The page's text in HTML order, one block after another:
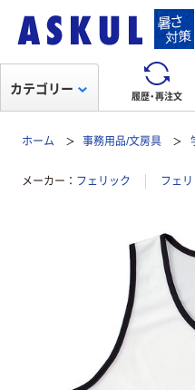
履歴・再注文
カテゴリー
ホーム 事務用品/文房具
メーカー フェリック フェ